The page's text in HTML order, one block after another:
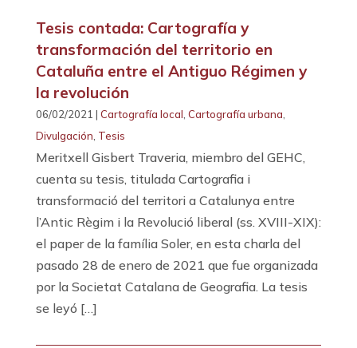
Tesis contada: Cartografía y
transformación del territorio en
Cataluña entre el Antiguo Régimen y
la revolución
06/02/2021 | Cartografía local Cartografía urbana
Divulgación Tesis
Meritxell Gisbert Traveria, miembro del GEHC,
cuenta su tesis, titulada Cartografia i
transformació del territori a Catalunya entre
l’Antic Règim i la Revolució liberal (ss. XVIII-XIX):
el paper de la família Soler, en esta charla del
pasado 28 de enero de 2021 que fue organizada
por la Societat Catalana de Geografia. La tesis
se leyó […]